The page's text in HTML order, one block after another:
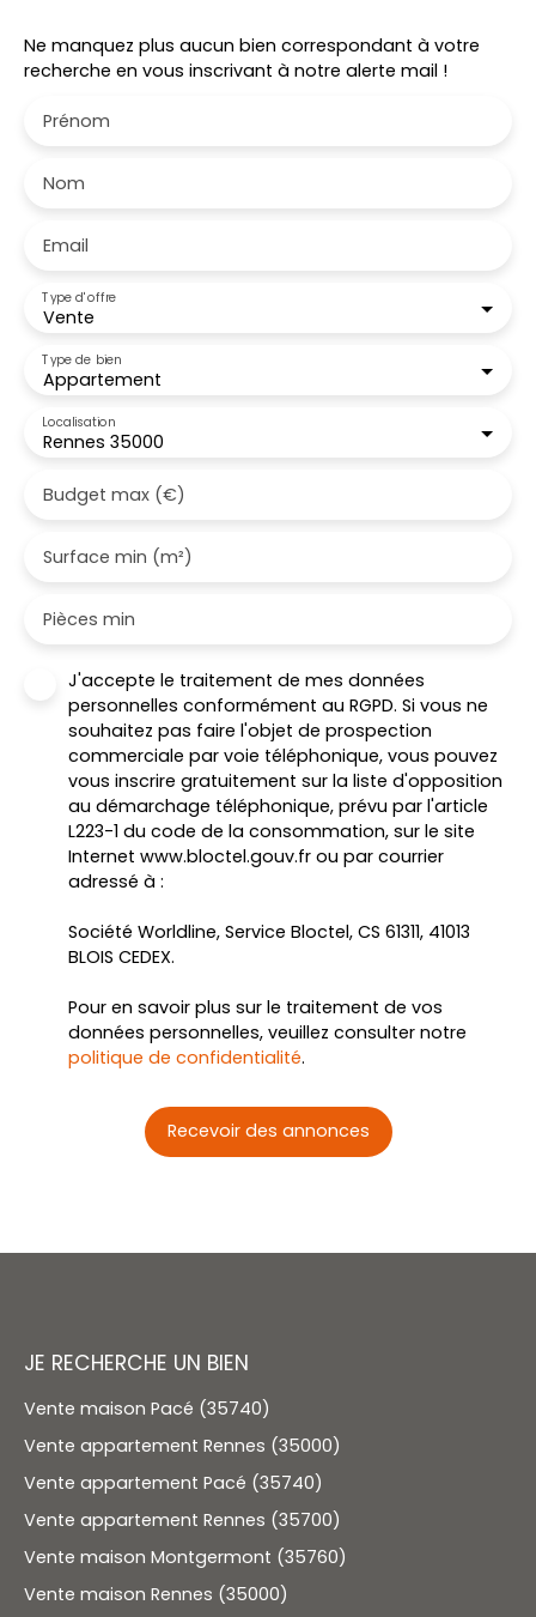
Ne manquez plus aucun bien correspondant à votre
recherche en vous inscrivant à notre alerte mail !
Prénom
Nom
Email
Vente
Type d'offre
Appartement
Type de bien
Rennes 35000
Localisation
Budget max (€)
Surface min (m²)
Pièces min
J'accepte le traitement de mes données
personnelles conformément au RGPD. Si vous ne
souhaitez pas faire l'objet de prospection
commerciale par voie téléphonique, vous pouvez
vous inscrire gratuitement sur la liste d'opposition
au démarchage téléphonique, prévu par l'article
L223-1 du code de la consommation, sur le site
Internet www.bloctel.gouv.fr ou par courrier
adressé à :
Société Worldline, Service Bloctel, CS 61311, 41013
BLOIS CEDEX.
Pour en savoir plus sur le traitement de vos
données personnelles, veuillez consulter notre
politique de confidentialité.
Recevoir des annonces
JE RECHERCHE UN BIEN
Vente maison Pacé (35740)
Vente appartement Rennes (35000)
Vente appartement Pacé (35740)
Vente appartement Rennes (35700)
Vente maison Montgermont (35760)
Vente maison Rennes (35000)